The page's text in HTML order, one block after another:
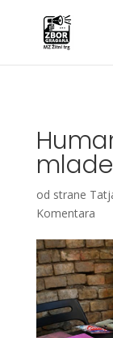
od strane
Komentara